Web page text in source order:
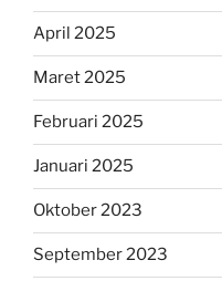
April 2025
Maret 2025
Februari 2025
Januari 2025
Oktober 2023
September 2023